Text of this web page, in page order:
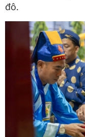
đô.